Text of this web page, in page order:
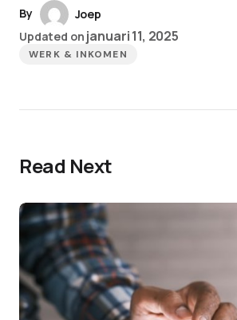
By
Joep
Updated on januari 11, 2025
WERK & INKOMEN
Read Next